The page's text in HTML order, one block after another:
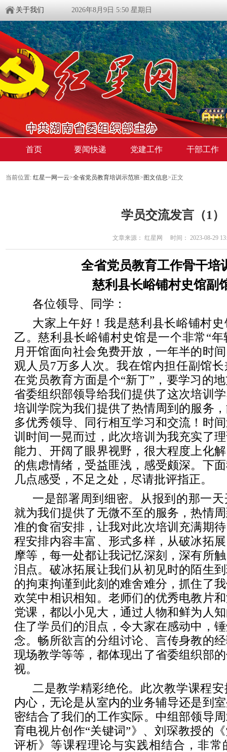
关于我们 2026年8月9日 5:50 星期日
首页 要闻快递 党建工作 干部工作
当前位置: 红星一网一云>全省党员教育培训示范班> 图文信息>正文
学员交流发言（1）
文章来源： 红星网 时间： 2023-08-29
全省党员教育工作骨干培
慈利县长峪铺村史馆副
各位领导、同学：
大家上午好！我是慈利县长峪铺村
乙。慈利县长峪铺村史馆是一个非常“年
月开馆面向社会免费开放，一年半的时
观人员7万多人次。我在馆内担任副馆
在党员教育方面是个“新丁”，要学习的
省委组织部领导给我们提供了这次培训
培训学院为我们提供了热情周到的服务
多优秀领导、同行相互学习和交流！时
训时间一晃而过，此次培训为我充实了
能力、开阔了眼界视野，很大程度上化
的焦虑情绪，受益匪浅，感受颇深。下
几点感受，不足之处，尽请批评指正。
一是部署周到细密。从报到的那一
就为我们提供了无微不至的服务，热情
准的食宿安排，让我对此次培训充满期
程安排内容丰富、形式多样，从破冰拓
摩等，每一处都让我记忆深刻，深有所
泪点。破冰拓展让我们从初见时的陌生
的拘束拘谨到此刻的难舍难分，抓住了
欢笑中相识相知。老师们的优秀电教片
党课，都以小见大，通过人物和鲜为人
住了学员们的泪点，令大家在感动中，
念。畅所欲言的分组讨论、言传身教的
现场教学等等，都体现出了省委组织部
视。
二是教学精彩绝伦。此次教学课程
内心，无论是从室内的业务辅导还是到
密结合了我们的工作实际。中组部领导
育电视片创作“关键词”》、刘琛教授的
评析》等课程理论与实践相结合，非常